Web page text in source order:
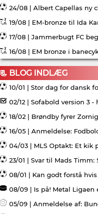
24/08 | Albert Capellas ny
19/08 | EM-bronze til Ida
17/08 | Jammerbugt FC
16/08 | EM bronze i
📃 BLOG INDLÆG
10/01 | Stor dag for dansk
02/12 | Sofabold version 3 -
18/02 | Brøndby fyrer
16/05 | Anmeldelse:
04/03 | MLS Optakt: Et kik
23/01 | Svar til Mads
08/01 | Kan godt forstå
08/09 | Is på! Metal Ligaen
05/09 | Anmeldelse af: